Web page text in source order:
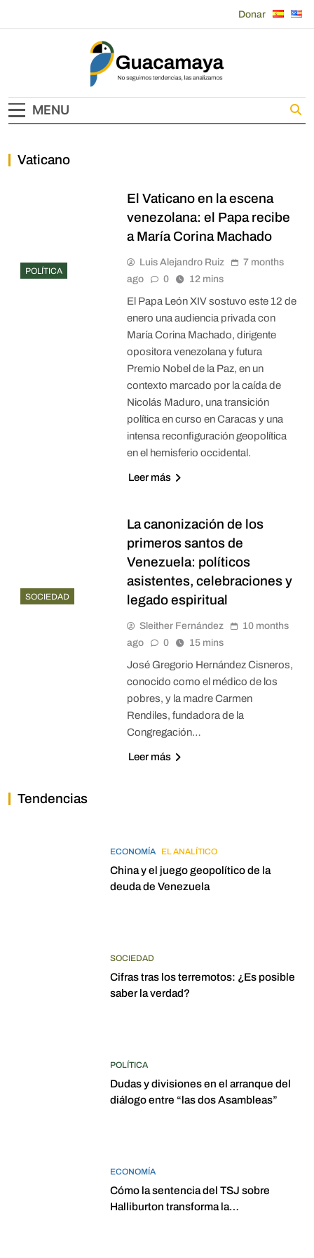
Donar
Guacamaya
MENU
Vaticano
POLÍTICA
El Vaticano en la escena
venezolana: el Papa recibe
a María Corina Machado
Luis Alejandro Ruiz
7 months
ago
0 12 mins
El Papa León XIV sostuvo este 12 de
enero una audiencia privada con
María Corina Machado, dirigente
opositora venezolana y futura
Premio Nobel de la Paz, en un
contexto marcado por la caída de
Nicolás Maduro, una transición
política en curso en Caracas y una
intensa reconfiguración geopolítica
en el hemisferio occidental.
Leer más
SOCIEDAD
La canonización de los
primeros santos de
Venezuela: políticos
asistentes, celebraciones y
legado espiritual
Sleither Fernández
10 months
ago
0 15 mins
José Gregorio Hernández Cisneros,
conocido como el médico de los
pobres, y la madre Carmen
Rendiles, fundadora de la
Congregación…
Leer más
Tendencias
ECONOMÍA EL ANALÍTICO
China y el juego geopolítico de la
deuda de Venezuela
SOCIEDAD
Cifras tras los terremotos: ¿Es posible
saber la verdad?
POLÍTICA
Dudas y divisiones en el arranque del
diálogo entre “las dos Asambleas”
ECONOMÍA
Cómo la sentencia del TSJ sobre
Halliburton transforma la